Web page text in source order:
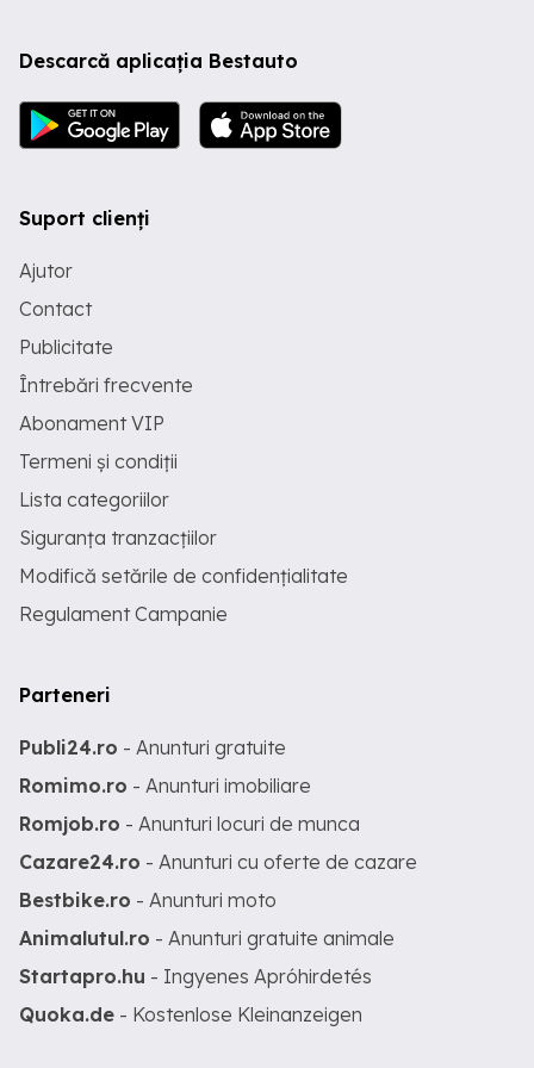
Descarcă aplicația Bestauto
Suport clienți
Ajutor
Contact
Publicitate
Întrebări frecvente
Abonament VIP
Termeni și condiții
Lista categoriilor
Siguranța tranzacțiilor
Modifică setările de confidențialitate
Regulament Campanie
Parteneri
Publi24.ro - Anunturi gratuite
Romimo.ro - Anunturi imobiliare
Romjob.ro - Anunturi locuri de munca
Cazare24.ro - Anunturi cu oferte de cazare
Bestbike.ro - Anunturi moto
Animalutul.ro - Anunturi gratuite animale
Startapro.hu - Ingyenes Apróhirdetés
Quoka.de - Kostenlose Kleinanzeigen